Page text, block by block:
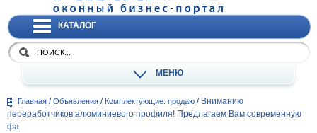
КАТАЛОГ
МЕНЮ
Главная / Объявления / Комплектующие: продаю / Вниманию
переработчиков алюминиевого профиля! Предлагаем Вам современную
фа